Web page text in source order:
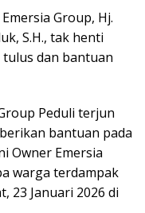
Group, Hj.
S.H., tak henti
dan bantuan
Peduli terjun
bantuan pada
Owner Emersia
warga terdampak
23 Januari 2026 di